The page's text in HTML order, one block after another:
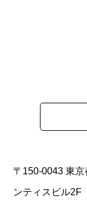
〒150-0043 東
ンティスビル2F